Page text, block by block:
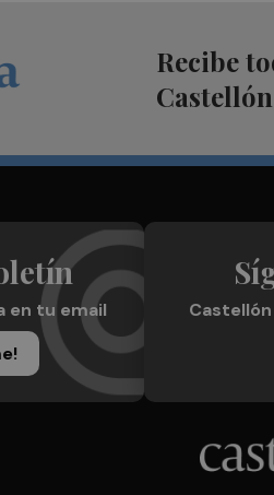
Recibe
en tu email